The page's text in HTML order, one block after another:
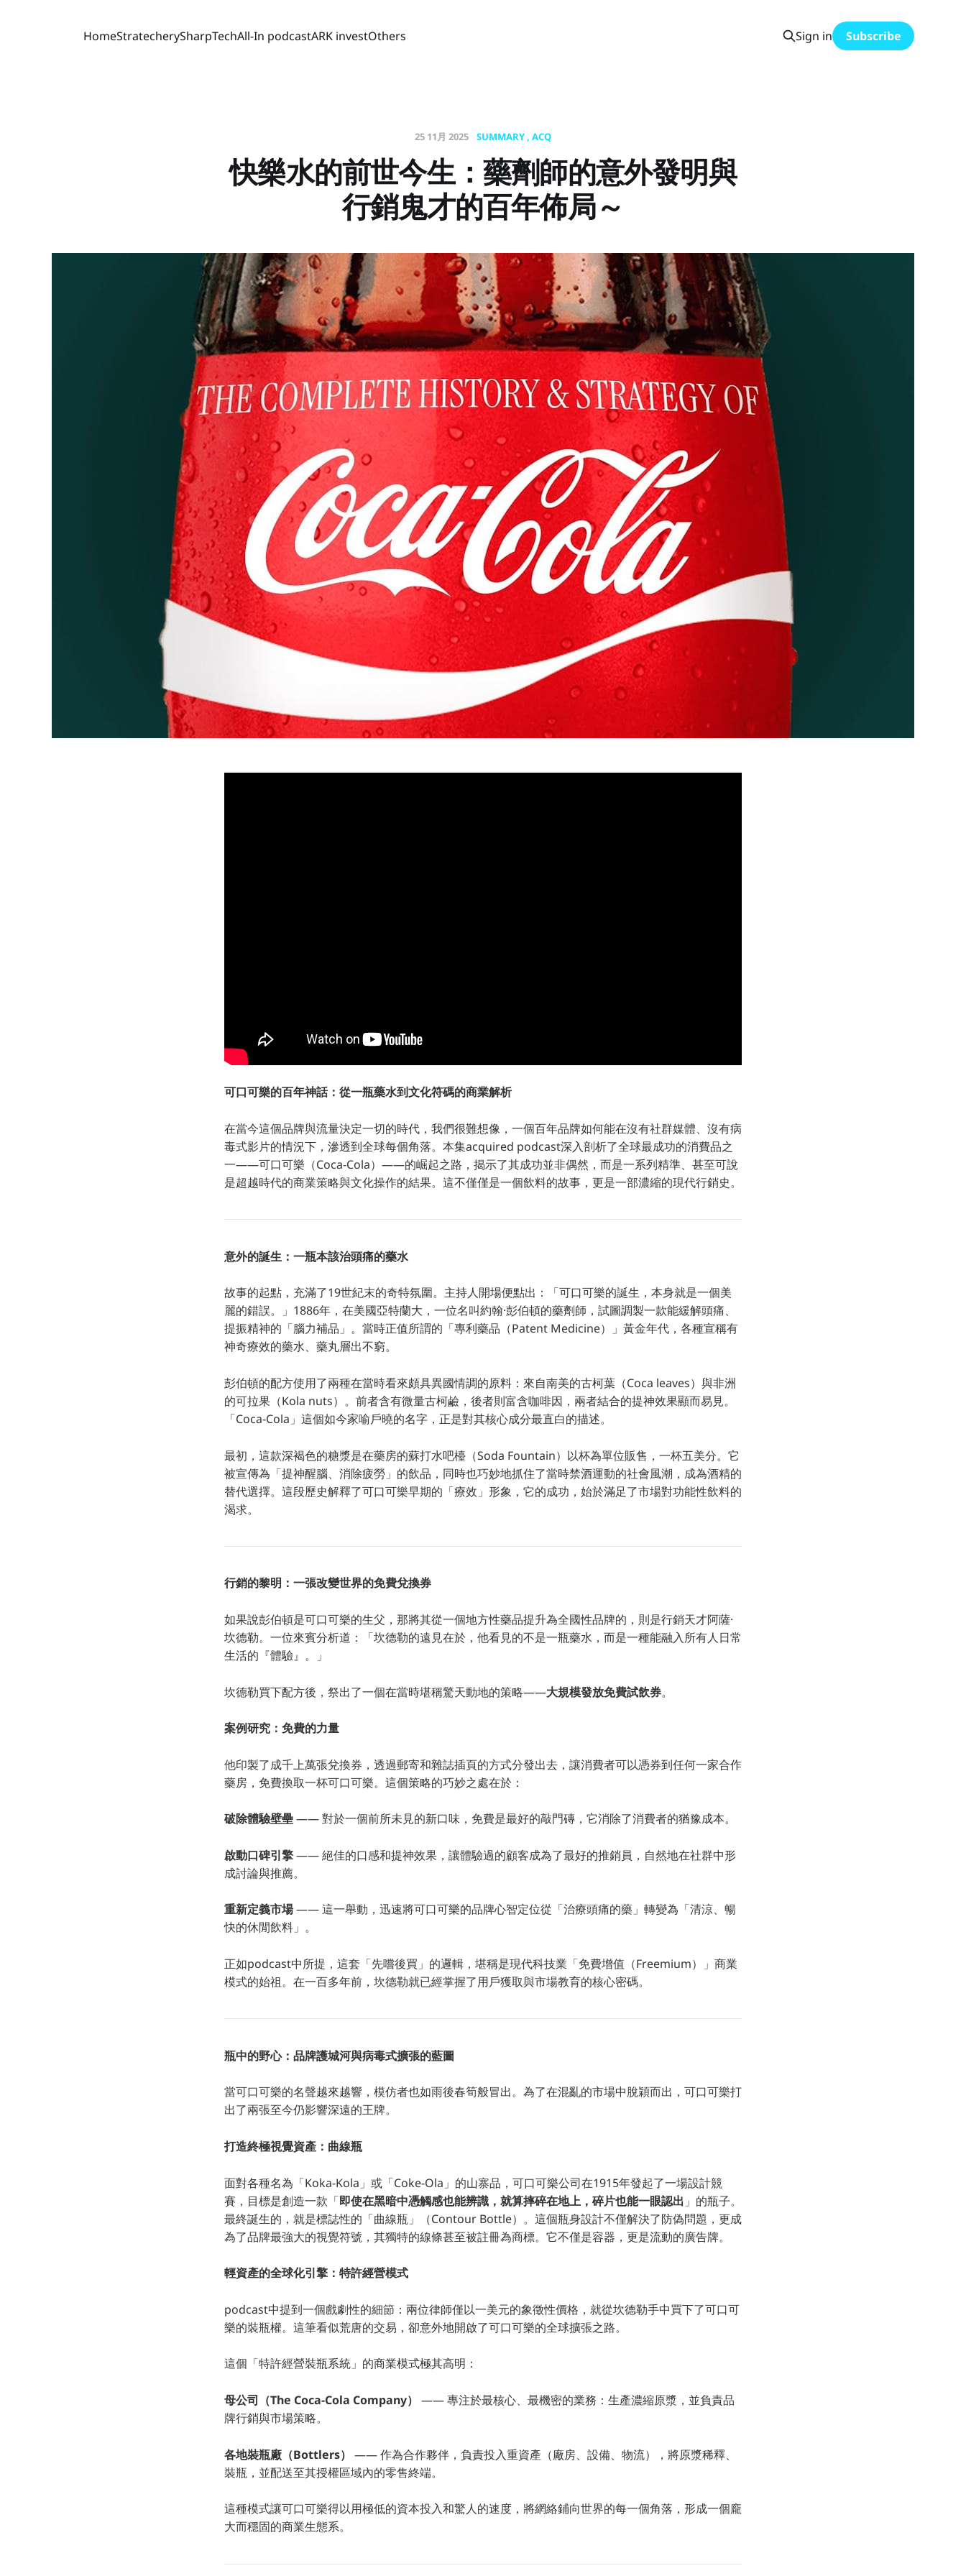
HomeStratecherySharpTechAll-In podcastARK investOthers Sign in Subscribe
25 11月 2025 SUMMARY ACQ
快樂水的前世今生：藥劑師的意外發明與
行銷鬼才的百年佈局～
可口可樂的百年神話：從一瓶藥水到文化符碼的商業解析
在當今這個品牌與流量決定一切的時代，我們很難想像，一個百年品牌如何能在沒有社群媒體、沒有病
毒式影片的情況下，滲透到全球每個角落。本集acquired podcast深入剖析了全球最成功的消費品之
一——可口可樂（Coca-Cola）——的崛起之路，揭示了其成功並非偶然，而是一系列精準、甚至可說
是超越時代的商業策略與文化操作的結果。這不僅僅是一個飲料的故事，更是一部濃縮的現代行銷史。
意外的誕生：一瓶本該治頭痛的藥水
故事的起點，充滿了19世紀末的奇特氛圍。主持人開場便點出：「可口可樂的誕生，本身就是一個美
麗的錯誤。」1886年，在美國亞特蘭大，一位名叫約翰·彭伯頓的藥劑師，試圖調製一款能緩解頭痛、
提振精神的「腦力補品」。當時正值所謂的「專利藥品（Patent Medicine）」黃金年代，各種宣稱有
神奇療效的藥水、藥丸層出不窮。
彭伯頓的配方使用了兩種在當時看來頗具異國情調的原料：來自南美的古柯葉（Coca leaves）與非洲
的可拉果（Kola nuts）。前者含有微量古柯鹼，後者則富含咖啡因，兩者結合的提神效果顯而易見。
「Coca-Cola」這個如今家喻戶曉的名字，正是對其核心成分最直白的描述。
最初，這款深褐色的糖漿是在藥房的蘇打水吧檯（Soda Fountain）以杯為單位販售，一杯五美分。它
被宣傳為「提神醒腦、消除疲勞」的飲品，同時也巧妙地抓住了當時禁酒運動的社會風潮，成為酒精的
替代選擇。這段歷史解釋了可口可樂早期的「療效」形象，它的成功，始於滿足了市場對功能性飲料的
渴求。
行銷的黎明：一張改變世界的免費兌換券
如果說彭伯頓是可口可樂的生父，那將其從一個地方性藥品提升為全國性品牌的，則是行銷天才阿薩·
坎德勒。一位來賓分析道：「坎德勒的遠見在於，他看見的不是一瓶藥水，而是一種能融入所有人日常
生活的『體驗』。」
坎德勒買下配方後，祭出了一個在當時堪稱驚天動地的策略——大規模發放免費試飲券。
案例研究：免費的力量
他印製了成千上萬張兌換券，透過郵寄和雜誌插頁的方式分發出去，讓消費者可以憑券到任何一家合作
藥房，免費換取一杯可口可樂。這個策略的巧妙之處在於：
破除體驗壁壘—— 對於一個前所未見的新口味，免費是最好的敲門磚，它消除了消費者的猶豫成本。
啟動口碑引擎—— 絕佳的口感和提神效果，讓體驗過的顧客成為了最好的推銷員，自然地在社群中形
成討論與推薦。
重新定義市場—— 這一舉動，迅速將可口可樂的品牌心智定位從「治療頭痛的藥」轉變為「清涼、暢
快的休閒飲料」。
正如podcast中所提，這套「先嚐後買」的邏輯，堪稱是現代科技業「免費增值（Freemium）」商業
模式的始祖。在一百多年前，坎德勒就已經掌握了用戶獲取與市場教育的核心密碼。
瓶中的野心：品牌護城河與病毒式擴張的藍圖
當可口可樂的名聲越來越響，模仿者也如雨後春筍般冒出。為了在混亂的市場中脫穎而出，可口可樂打
出了兩張至今仍影響深遠的王牌。
打造終極視覺資產：曲線瓶
面對各種名為「Koka-Kola」或「Coke-Ola」的山寨品，可口可樂公司在1915年發起了一場設計競
賽，目標是創造一款「即使在黑暗中憑觸感也能辨識，就算摔碎在地上，碎片也能一眼認出 」的瓶子。
最終誕生的，就是標誌性的「曲線瓶」（Contour Bottle）。這個瓶身設計不僅解決了防偽問題，更成
為了品牌最強大的視覺符號，其獨特的線條甚至被註冊為商標。它不僅是容器，更是流動的廣告牌。
輕資產的全球化引擎：特許經營模式
podcast中提到一個戲劇性的細節：兩位律師僅以一美元的象徵性價格，就從坎德勒手中買下了可口可
樂的裝瓶權。這筆看似荒唐的交易，卻意外地開啟了可口可樂的全球擴張之路。
這個「特許經營裝瓶系統」的商業模式極其高明：
母公司（The Coca-Cola Company） —— 專注於最核心、最機密的業務：生產濃縮原漿，並負責品
牌行銷與市場策略。
各地裝瓶廠（Bottlers） —— 作為合作夥伴，負責投入重資產（廠房、設備、物流），將原漿稀釋、
裝瓶，並配送至其授權區域內的零售終端。
這種模式讓可口可樂得以用極低的資本投入和驚人的速度，將網絡鋪向世界的每一個角落，形成一個龐
大而穩固的商業生態系。